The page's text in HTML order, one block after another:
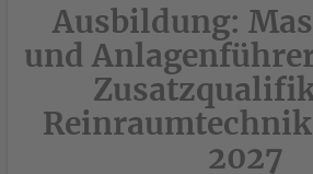
Ausbildung:
und
2027